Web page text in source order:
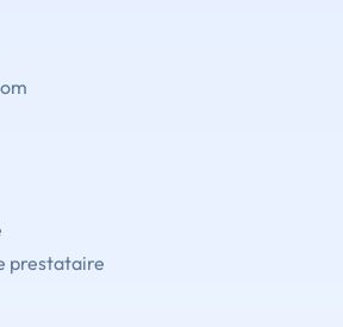
prestataire